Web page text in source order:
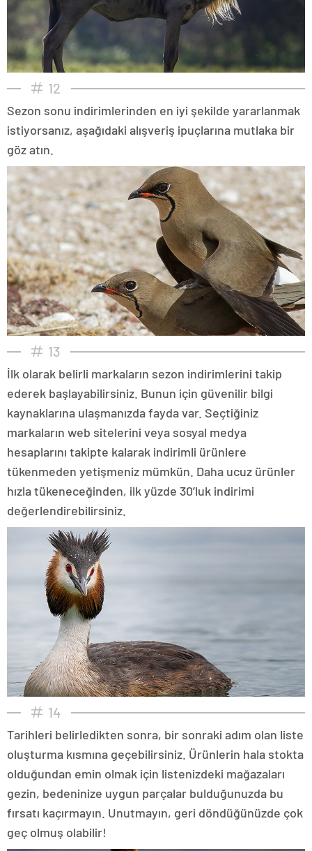
12
Sezon sonu indirimlerinden en iyi şekilde yararlanmak
istiyorsanız, aşağıdaki alışveriş ipuçlarına mutlaka bir
göz atın.
13
İlk olarak belirli markaların sezon indirimlerini takip
ederek başlayabilirsiniz. Bunun için güvenilir bilgi
kaynaklarına ulaşmanızda fayda var. Seçtiğiniz
markaların web sitelerini veya sosyal medya
hesaplarını takipte kalarak indirimli ürünlere
tükenmeden yetişmeniz mümkün. Daha ucuz ürünler
hızla tükeneceğinden, ilk yüzde 30’luk indirimi
değerlendirebilirsiniz.
14
Tarihleri belirledikten sonra, bir sonraki adım olan liste
oluşturma kısmına geçebilirsiniz. Ürünlerin hala stokta
olduğundan emin olmak için listenizdeki mağazaları
gezin, bedeninize uygun parçalar bulduğunuzda bu
fırsatı kaçırmayın. Unutmayın, geri döndüğünüzde çok
geç olmuş olabilir!